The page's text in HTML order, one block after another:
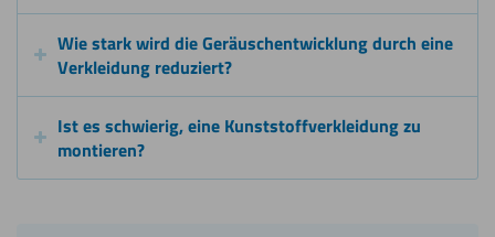
Wie stark wird die Geräuschentwicklung durch eine
Verkleidung reduziert?
Ist es schwierig, eine Kunststoffverkleidung zu
montieren?